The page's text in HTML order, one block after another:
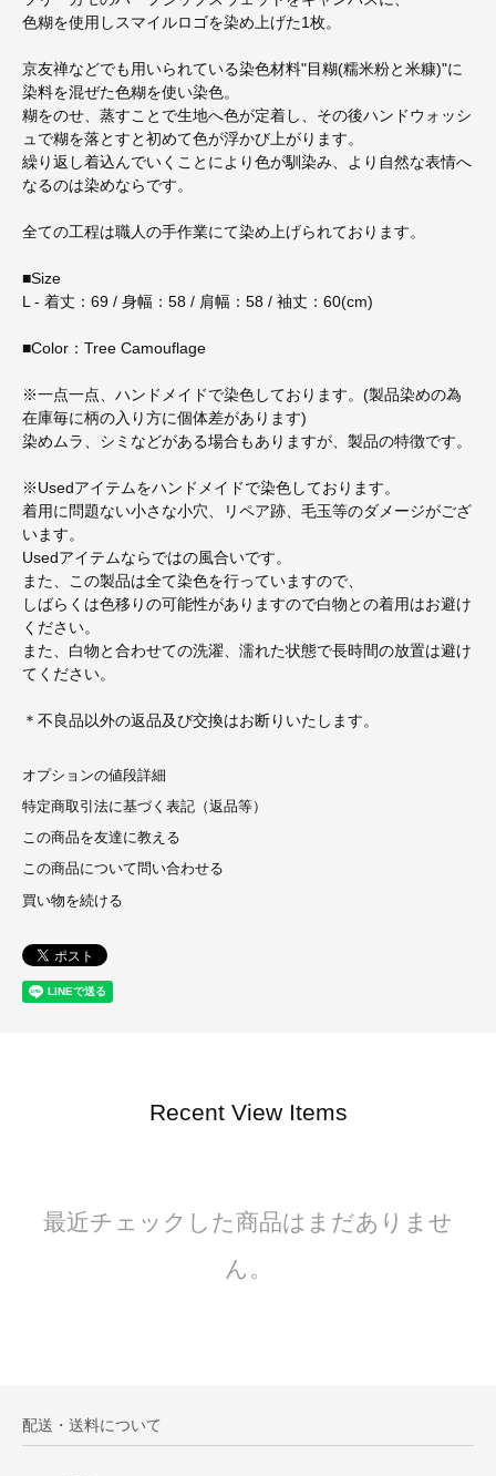
色糊を使用しスマイルロゴを染め上げた1枚。
京友禅などでも用いられている染色材料"目糊(糯米粉と米糠)"に
染料を混ぜた色糊を使い染色。
糊をのせ、蒸すことで生地へ色が定着し、その後ハンドウォッシ
ュで糊を落とすと初めて色が浮かび上がります。
繰り返し着込んでいくことにより色が馴染み、より自然な表情へ
なるのは染めならです。
全ての工程は職人の手作業にて染め上げられております。
■Size
L - 着丈：69 / 身幅：58 / 肩幅：58 / 袖丈：60(cm)
■Color：Tree Camouflage
※一点一点、ハンドメイドで染色しております。(製品染めの為
在庫毎に柄の入り方に個体差があります)
染めムラ、シミなどがある場合もありますが、製品の特徴です。
※Usedアイテムをハンドメイドで染色しております。
着用に問題ない小さな小穴、リペア跡、毛玉等のダメージがござ
います。
Usedアイテムならではの風合いです。
また、この製品は全て染色を行っていますので、
しばらくは色移りの可能性がありますので白物との着用はお避け
ください。
また、白物と合わせての洗濯、濡れた状態で長時間の放置は避け
てください。
＊不良品以外の返品及び交換はお断りいたします。
オプションの値段詳細
特定商取引法に基づく表記（返品等）
この商品を友達に教える
この商品について問い合わせる
買い物を続ける
Recent View Items
最近チェックした商品はまだありませ
ん。
配送・送料について